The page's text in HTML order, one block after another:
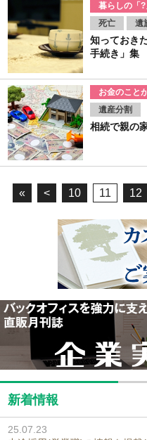
暮らしの「
死亡
遺
知っておき
手続き」集
お金のこと
遺産分割
相続で親の
« < 10 11 12
新着情報
25.07.23